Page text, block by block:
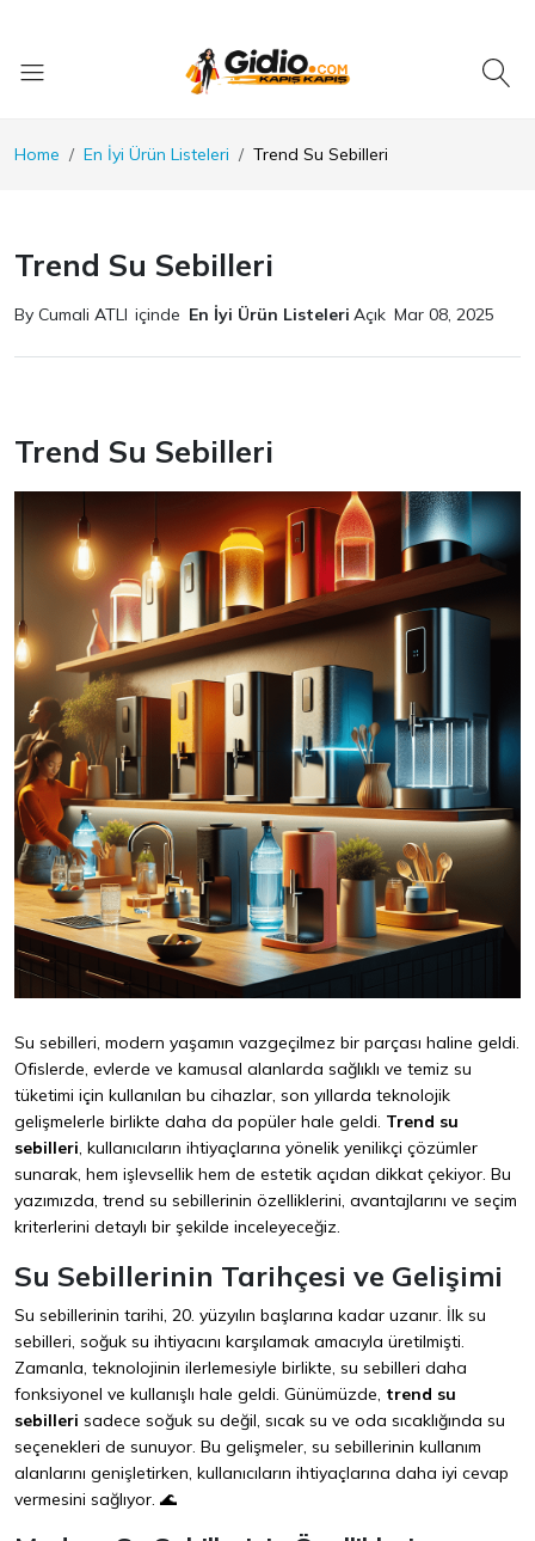
Home En İyi Ürün Listeleri Trend Su Sebilleri
Trend Su Sebilleri
By Cumali ATLI içinde En İyi Ürün Listeleri Açık Mar 08, 2025
Trend Su Sebilleri
Su sebilleri, modern yaşamın vazgeçilmez bir parçası haline geldi.
Ofislerde, evlerde ve kamusal alanlarda sağlıklı ve temiz su
tüketimi için kullanılan bu cihazlar, son yıllarda teknolojik
gelişmelerle birlikte daha da popüler hale geldi. Trend su
sebilleri, kullanıcıların ihtiyaçlarına yönelik yenilikçi çözümler
sunarak, hem işlevsellik hem de estetik açıdan dikkat çekiyor. Bu
yazımızda, trend su sebillerinin özelliklerini, avantajlarını ve seçim
kriterlerini detaylı bir şekilde inceleyeceğiz.
Su Sebillerinin Tarihçesi ve Gelişimi
Su sebillerinin tarihi, 20. yüzyılın başlarına kadar uzanır. İlk su
sebilleri, soğuk su ihtiyacını karşılamak amacıyla üretilmişti.
Zamanla, teknolojinin ilerlemesiyle birlikte, su sebilleri daha
fonksiyonel ve kullanışlı hale geldi. Günümüzde, trend su
sebilleri sadece soğuk su değil, sıcak su ve oda sıcaklığında su
seçenekleri de sunuyor. Bu gelişmeler, su sebillerinin kullanım
alanlarını genişletirken, kullanıcıların ihtiyaçlarına daha iyi cevap
vermesini sağlıyor. 🌊